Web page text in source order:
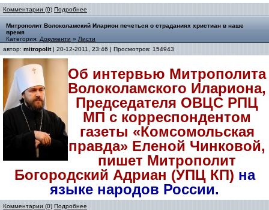
Комментарии (0) Подробнее
Митрополит Волоколамский Иларион печеться о страданиях христиан в наше
время
Категория: Документи » Листи
автор: mitropolit| 20-12-2011, 23:46 | Просмотров: 154943
Об интервью Митрополита
Волоколамского Илариона,
Председателя ОВЦС РПЦ
МП с корреспондентом
газеты «Комсомольская
правда» Еленой Чинковой,
пишет Митрополит
Богородский Адриан (УПЦ КП) на
языке народов России.
Комментарии (0) Подробнее